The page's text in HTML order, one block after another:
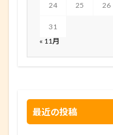
24 25 26
31
« 11月
最近の投稿